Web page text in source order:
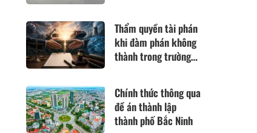
Thẩm quyền tài phán
khi đàm phán không
thành trong trường
đổi cơ bản theo Điều
420 Bộ luật Dân sự
năm 2015
Chính thức thông qua
đề án thành lập
thành phố Bắc Ninh